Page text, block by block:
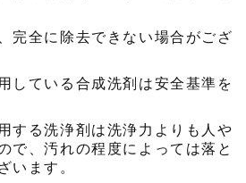
完全に除去できない場合がござ
している合成洗剤は安全基準を
する洗浄剤は洗浄力よりも人や
で、汚れの程度によっては落と
います。